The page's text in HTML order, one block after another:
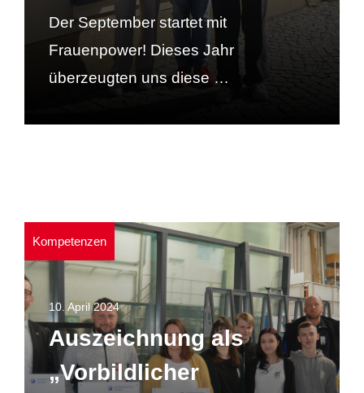
Der September startet mit
Frauenpower! Dieses Jahr
überzeugten uns diese …
Kompetenzen
10. April 2024
Auszeichnung als
„Vorbildlicher